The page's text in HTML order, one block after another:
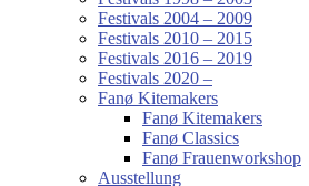
Festivals 2004 – 2009
Festivals 2010 – 2015
Festivals 2016 – 2019
Festivals 2020 –
Fanø Kitemakers
Fanø Kitemakers
Fanø Classics
Fanø Frauenworkshop
Ausstellung